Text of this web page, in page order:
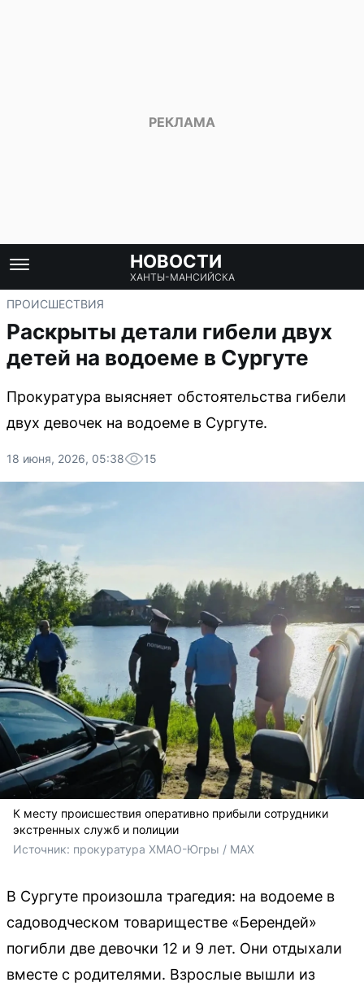
НОВОСТИ
ХАНТЫ-МАНСИЙСКА
ПРОИСШЕСТВИЯ
Раскрыты детали гибели двух
детей на водоеме в Сургуте
Прокуратура выясняет обстоятельства гибели
двух девочек на водоеме в Сургуте.
18 июня, 2026, 05:38 15
К месту происшествия оперативно прибыли сотрудники
экстренных служб и полиции
Источник: прокуратура ХМАО-Югры / MAX
В Сургуте произошла трагедия: на водоеме в
садоводческом товариществе «Берендей»
погибли две девочки 12 и 9 лет. Они отдыхали
вместе с родителями. Взрослые вышли из